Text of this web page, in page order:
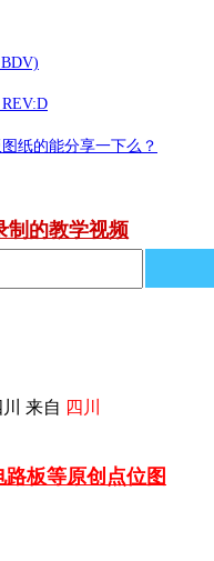
纸的能分享一下么？
制的教学视频
来自 四川
路板等原创点位图